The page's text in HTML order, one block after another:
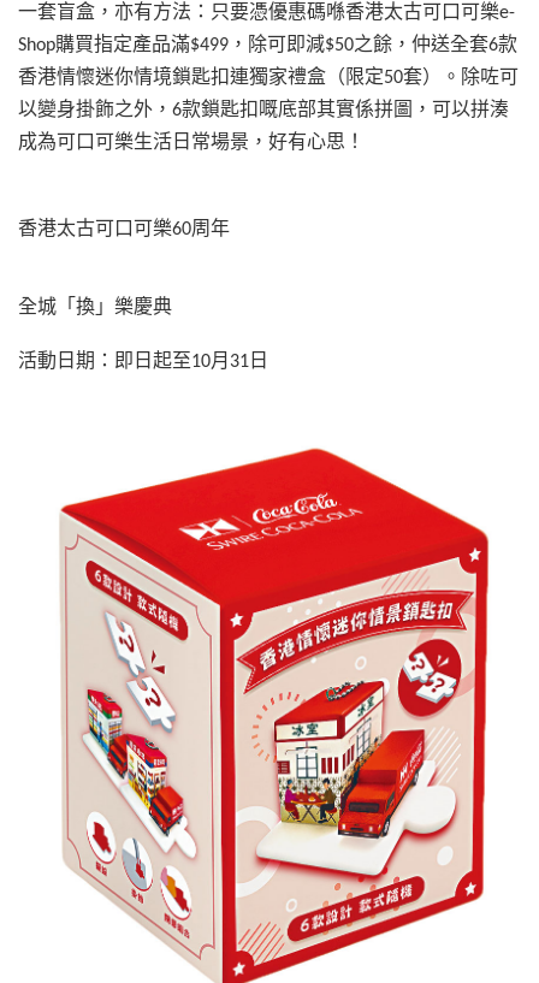
一套盲盒，亦有方法：只要憑優惠碼喺香港太古可口可樂e-
Shop購買指定產品滿$499 ，除可即減$50之餘，仲送全套6款
香港情懷迷你情境鎖匙扣連獨家禮盒（限定50套）。除咗可
以變身掛飾之外， 6款鎖匙扣嘅底部其實係拼圖，可以拼湊
成為可口可樂生活日常場景，好有心思！
香港太古可口可樂60周年
全城「換」樂慶典
活動日期：即日起至10月 31 日